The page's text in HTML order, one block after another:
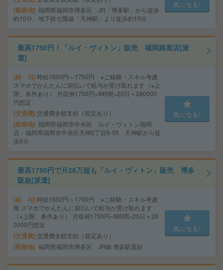
勤務地 福岡県福岡市博多区 JR「博多駅」から徒歩
約10分、地下鉄七隈線「天神駅」より徒歩約10分
気になる!
最高1750円！「ルイ・ヴィトン」販売 福岡路面店[派
遣]
給 与 時給1650円～1750円 ※ご経験・スキル考慮
スマホでかんたんに前払いで給与が受け取れます（※上
限、条件あり） 月収例1750円×8時間×20日＝280000
円想定
交通費 交通費全額支給（規定あり）
勤務地 福岡県福岡市中央区 ルイ・ヴィトン福岡
店：福岡県福岡市中央区天神2丁目5-55 天神駅から徒
歩5分
気になる!
最高1750円で月28万超も「ルイ・ヴィトン」販売 博多
阪急[派遣]
給 与 時給1650円～1750円 ※ご経験・スキル考慮
致 スマホでかんたんに前払いで給与が受け取れます
（※上限、条件あり） 月収例1750円×8時間×20日＝28
0000円想定
交通費 交通費全額支給（規定あり）
勤務地 福岡県福岡市博多区 JR線 博多駅直結
気になる!